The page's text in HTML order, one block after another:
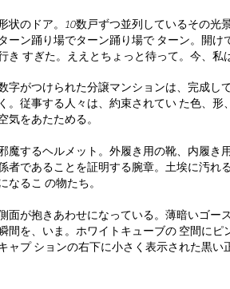
のドア。10数戸ずつ並列しているその光
ーン踊り場でターン踊り場で ターン。開
き すぎた。ええとちょっと待って。今、私
字がつけられた分譲マンションは、完成し
。従事する人々は、約束されてい た色、
気をあたためる。
魔するヘルメット。外履き用の靴、内履き
者であることを証明する腕章。土埃に汚れ
なるこ の物たち。
が抱きあわせになっている。薄暗いゴー
間を、いま。ホワイトキューブの 空間にピ
ャプ ションの右下に小さく表示された黒い